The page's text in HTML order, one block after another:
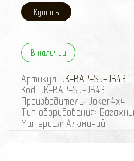
Светодиодная оптика в
ВХОДИТ!
В наличии
Артикул: JK-BAP-SJ-JB43
Код: JK-BAP-SJ-JB43
Производитель: Joker4x4
Тип оборудования:
Материал: Алюминий